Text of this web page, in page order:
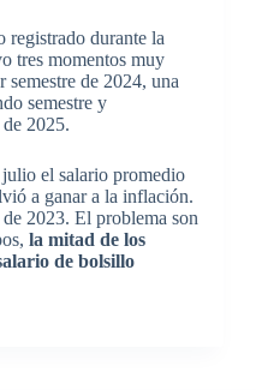
registrado durante la
tres momentos muy
semestre de 2024, una
semestre y
2025.
el salario promedio
a ganar a la inflación.
2023. El problema son
la mitad de los
de bolsillo